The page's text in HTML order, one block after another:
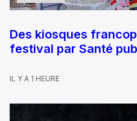
Des kiosques
festival par Santé
IL Y A 1 HEURE